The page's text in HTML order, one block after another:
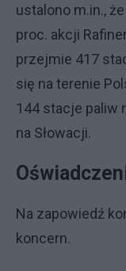
ustalono m.in.,
proc. akcji
przejmie 417
się na terenie
144 stacje paliw
na Słowacji.
Na zapowiedź
koncern.